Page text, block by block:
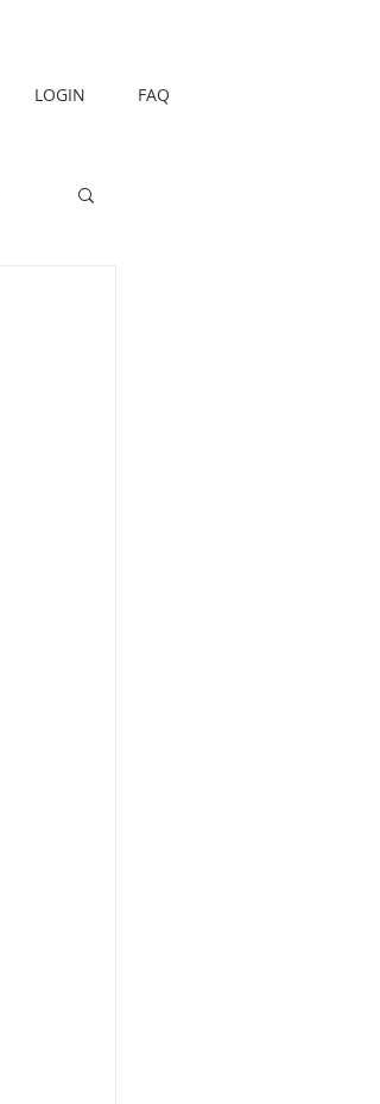
LOGIN FAQ